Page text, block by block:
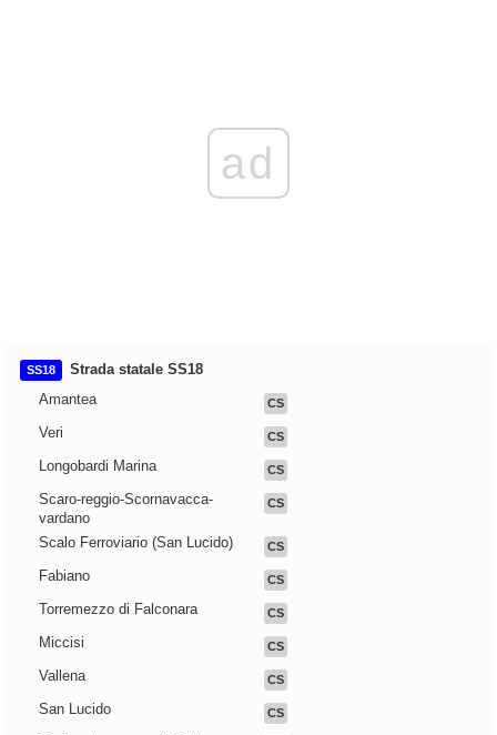
ad
SS18
Strada statale SS18
Amantea
CS
Veri CS
Longobardi Marina CS
Scaro-reggio-Scornavacca-
vardano
CS
Scalo Ferroviario (San Lucido) CS
Fabiano CS
Torremezzo di Falconara CS
Miccisi CS
Vallena CS
San Lucido CS